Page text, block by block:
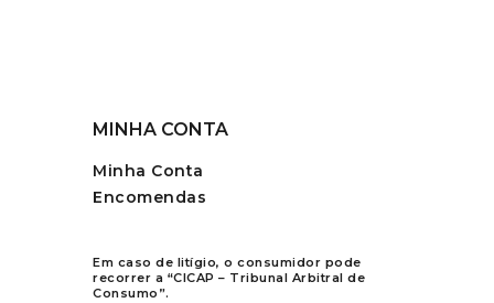
MINHA CONTA
Minha Conta
Encomendas
Em caso de litígio, o consumidor pode
recorrer a “CICAP – Tribunal Arbitral de
Consumo”.